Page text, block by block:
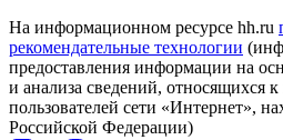
На информационном ресурсе hh.ru
рекомендательные технологии
предоставления информации на
и анализа сведений, относящихся
пользователей сети «Интернет»,
Российской Федерации)